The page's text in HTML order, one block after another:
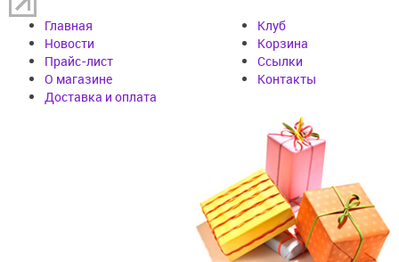
Главная
Новости
Прайс-лист
О магазине
Доставка и оплата
Клуб
Корзина
Cсылки
Контакты